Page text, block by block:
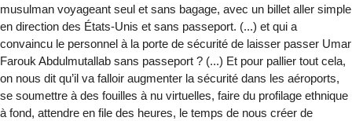
musulman voyageant seul et sans bagage, avec un billet aller simple
en direction des États-Unis et sans passeport. (...) et qui a
convaincu le personnel à la porte de sécurité de laisser passer Umar
Farouk Abdulmutallab sans passeport ? (...) Et pour pallier tout cela,
on nous dit qu’il va falloir augmenter la sécurité dans les aéroports,
se soumettre à des fouilles à nu virtuelles, faire du profilage ethnique
à fond, attendre en file des heures, le temps de nous créer de